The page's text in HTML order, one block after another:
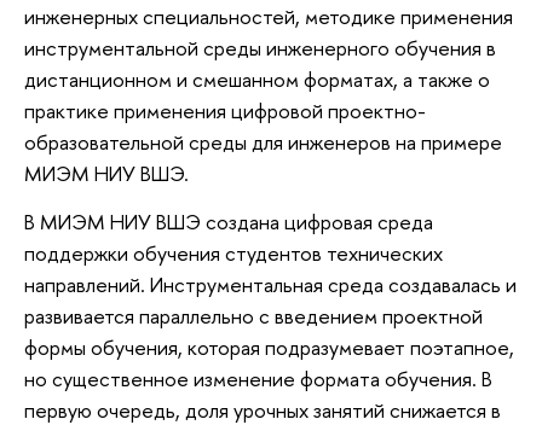
инженерных специальностей, методике применения
инструментальной среды инженерного обучения в
дистанционном и смешанном форматах, а также о
практике применения цифровой проектно-
образовательной среды для инженеров на примере
МИЭМ НИУ ВШЭ.
В МИЭМ НИУ ВШЭ создана цифровая среда
поддержки обучения студентов технических
направлений. Инструментальная среда создавалась и
развивается параллельно с введением проектной
формы обучения, которая подразумевает поэтапное,
но существенное изменение формата обучения. В
первую очередь, доля урочных занятий снижается в